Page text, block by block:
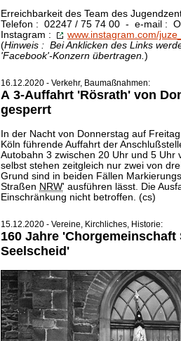
Erreichbarkeit des Team des
Telefon : 02247 / 75 74 00 - e-mail :
Instagram :
www.instagram.com/
(Hinweis : Bei Anklicken des Links
'Facebook'-Konzern übertragen.)
16.12.2020 - Verkehr, Baumaßnahmen:
A 3-Auffahrt 'Rösrath' von
gesperrt
In der Nacht von Donnerstag auf
Köln führende Auffahrt der
Autobahn 3 zwischen 20 Uhr und 5 Uhr
selbst stehen zeitgleich nur zwei von
Grund sind in beiden Fällen
Straßen NRW' ausführen lässt. Die
Einschränkung nicht betroffen. (cs)
15.12.2020 - Vereine, Kirchliches, Historie:
160 Jahre 'Chorgemeinschaft
Seelscheid'